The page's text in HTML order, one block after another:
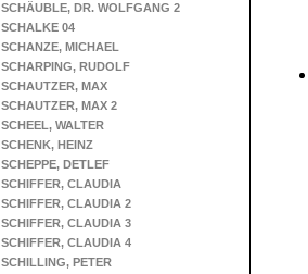
SCHÄUBLE, DR. WOLFGANG 2
SCHALKE 04
SCHANZE, MICHAEL
SCHARPING, RUDOLF
SCHAUTZER, MAX
SCHAUTZER, MAX 2
SCHEEL, WALTER
SCHENK, HEINZ
SCHEPPE, DETLEF
SCHIFFER, CLAUDIA
SCHIFFER, CLAUDIA 2
SCHIFFER, CLAUDIA 3
SCHIFFER, CLAUDIA 4
SCHILLING, PETER